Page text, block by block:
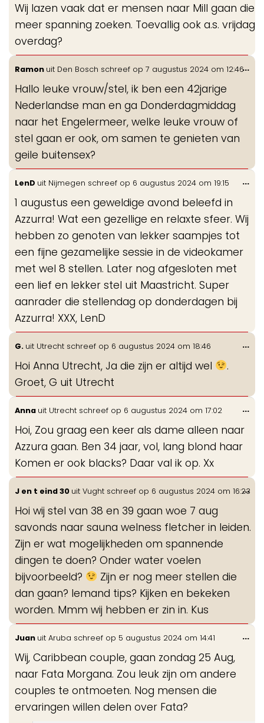
Wij lazen vaak dat er mensen naar Mill gaan die
meer spanning zoeken. Toevallig ook a.s. vrijdag
overdag?
Ramon uit Den Bosch schreef op 7 augustus 2024 om 12:46
Hallo leuke vrouw/stel, ik ben een 42jarige
Nederlandse man en ga Donderdagmiddag
naar het Engelermeer, welke leuke vrouw of
stel gaan er ook, om samen te genieten van
geile buitensex?
...
LenD uit Nijmegen schreef op 6 augustus 2024 om 19:15
1 augustus een geweldige avond beleefd in
Azzurra! Wat een gezellige en relaxte sfeer. Wij
hebben zo genoten van lekker saampjes tot
een fijne gezamelijke sessie in de videokamer
met wel 8 stellen. Later nog afgesloten met
een lief en lekker stel uit Maastricht. Super
aanrader die stellendag op donderdagen bij
Azzurra! XXX, LenD
...
G. uit Utrecht schreef op 6 augustus 2024 om 18:46
Hoi Anna Utrecht, Ja die zijn er altijd wel
.
Groet, G uit Utrecht
...
Anna uit Utrecht schreef op 6 augustus 2024 om 17:02
Hoi, Zou graag een keer als dame alleen naar
Azzura gaan. Ben 34 jaar, vol, lang blond haar
Komen er ook blacks? Daar val ik op. Xx
...
J en t eind 30 uit Vught schreef op 6 augustus 2024 om 16:23
Hoi wij stel van 38 en 39 gaan woe 7 aug
savonds naar sauna welness fletcher in leiden.
Zijn er wat mogelijkheden om spannende
dingen te doen? Onder water voelen
bijvoorbeeld?
Zijn er nog meer stellen die
dan gaan? Iemand tips? Kijken en bekeken
worden. Mmm wij hebben er zin in. Kus
...
Juan uit Aruba schreef op 5 augustus 2024 om 14:41
Wij, Caribbean couple, gaan zondag 25 Aug,
naar Fata Morgana. Zou leuk zijn om andere
couples te ontmoeten. Nog mensen die
ervaringen willen delen over Fata?
...